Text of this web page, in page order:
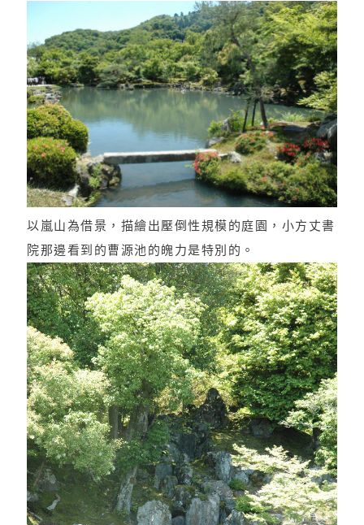
以嵐山為借景，描繪出壓倒性規模的庭園，小方丈書
院那邊看到的曹源池的魄力是特別的。